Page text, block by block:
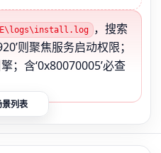
，搜索
则聚焦服务启动权限；
；含‘0x80070005’必查
景列表